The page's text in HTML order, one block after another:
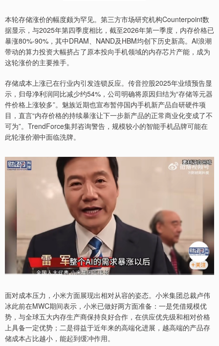
本轮存储涨价的幅度颇为罕见。第三方市场研究机构Counterpoint数
据显示，与2025年第四季度相比，截至2026年第一季度，内存价格已
暴涨80%-90%，其中DRAM、NAND及HBM均创下历史新高。AI浪潮
带动的算力投资大幅挤占了原本投向手机领域的内存芯片产能，成为
这轮涨价的主要推手。
存储成本上涨已在行业内引发连锁反应。传音控股2025年业绩预告显
示，归母净利润同比减少约54%，公司明确将原因归结为“存储等元器
件价格上涨较多”。魅族近期也宣布暂停国内手机新产品自研硬件项
目，直言“内存价格的持续暴涨让下一步新产品的正常商业化变成了不
可为”。TrendForce集邦咨询警告，规模较小的智能手机品牌可能在
此轮涨价潮中面临洗牌。
面对成本压力，小米方面展现出相对从容的姿态。小米集团总裁卢伟
冰此前在MWC期间表示，小米已做好两方面准备：一是凭借规模优
势，与全球五大内存生产商保持良好合作，在供应优先级和相对价格
上具备一定优势；二是得益于近年来的高端化进展，越高端的产品存
储成本占比越小，能起到缓冲作用。